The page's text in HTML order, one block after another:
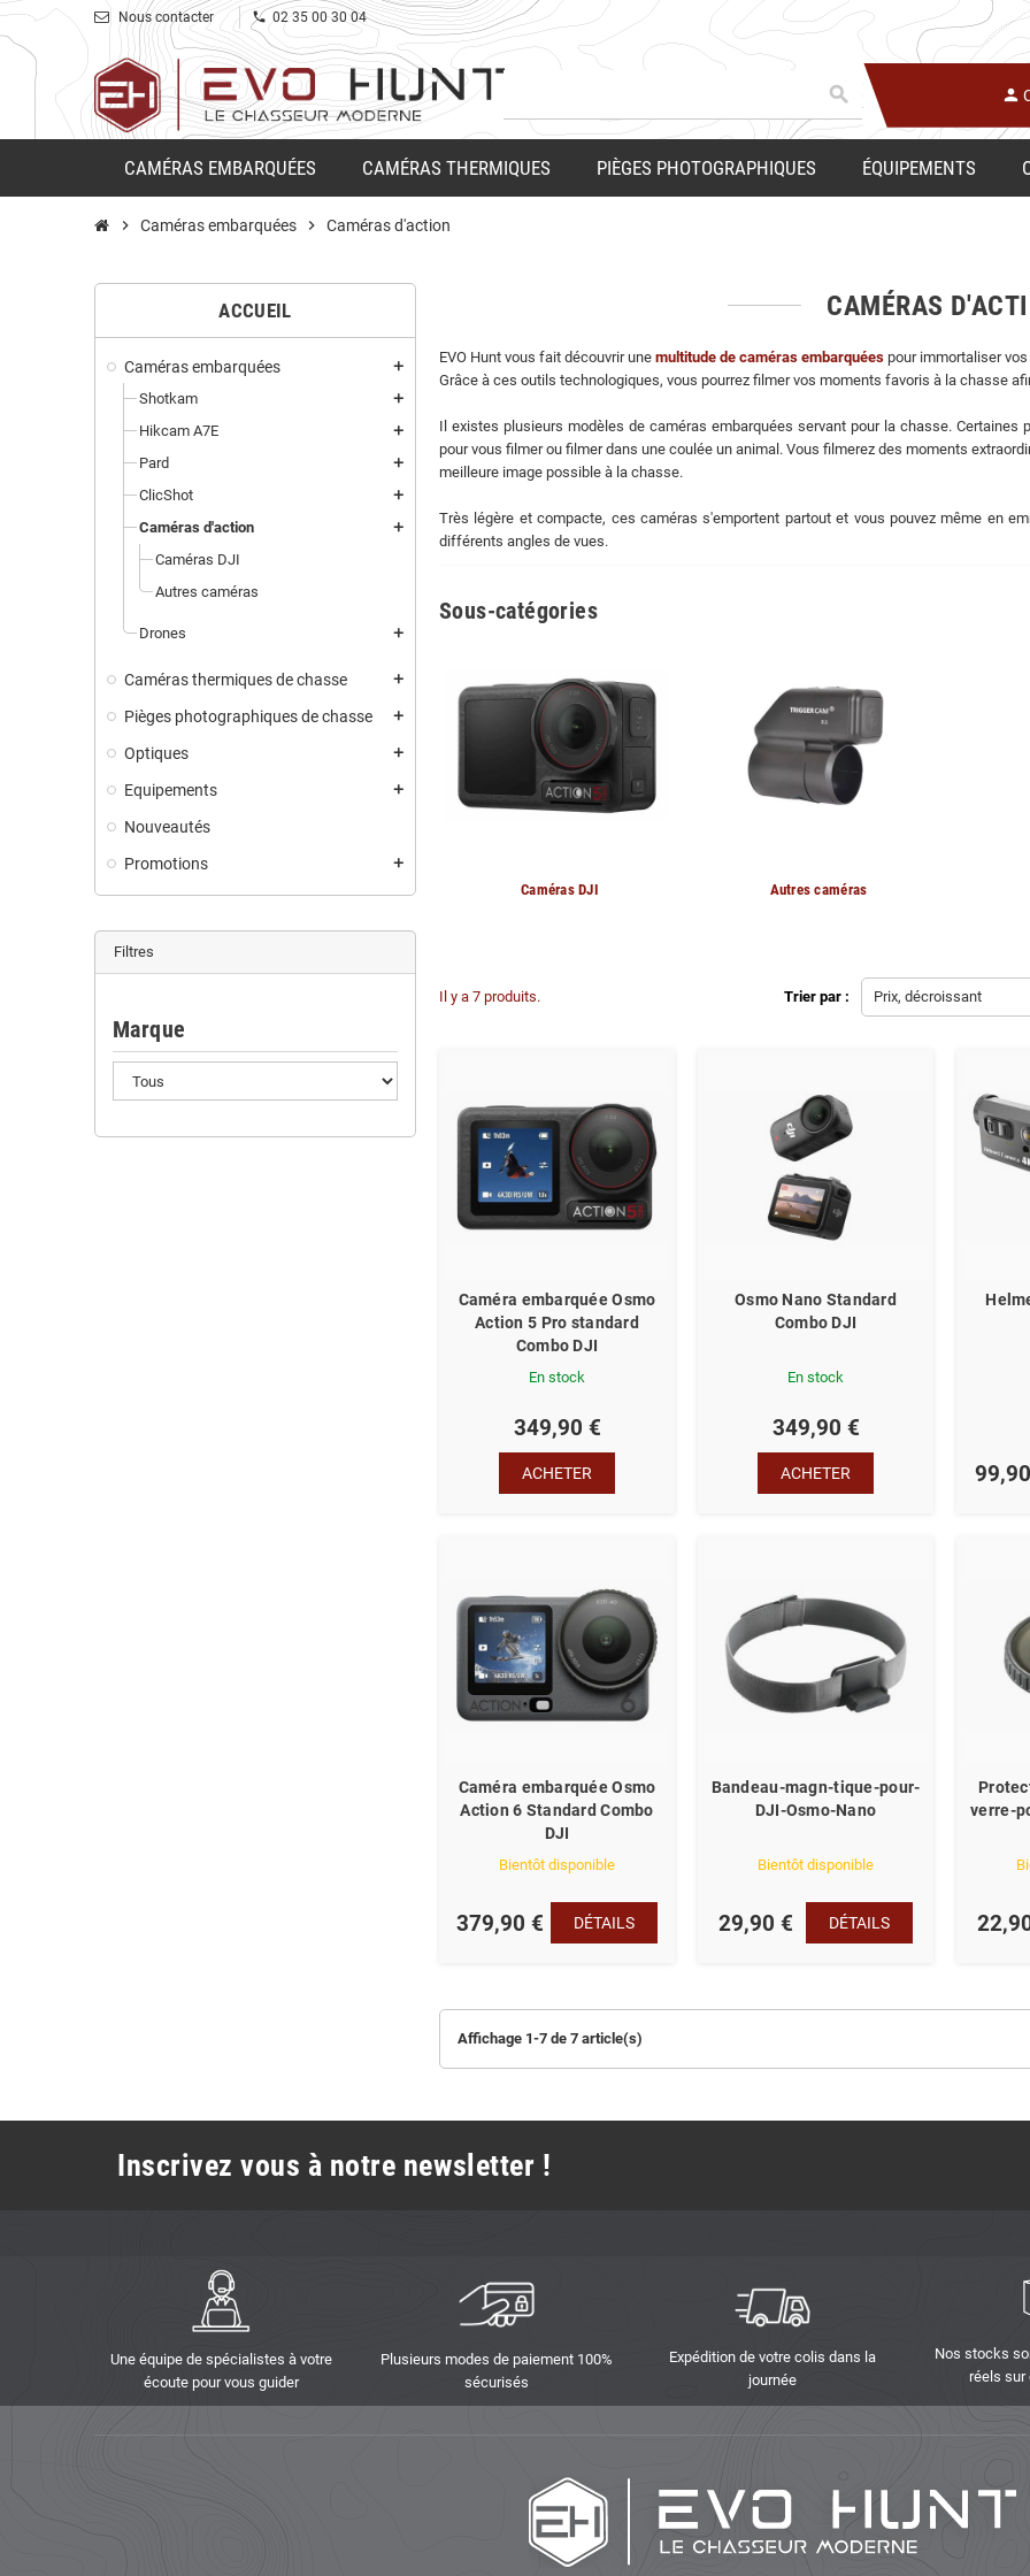
Nous contacter phone 02 35 00 30 04
search person
CAMÉRAS EMBARQUÉES CAMÉRAS THERMIQUES PIÈGES PHOTOGRAPHIQUES ÉQUIPEMENTS
chevron_right Caméras embarquées chevron_right Caméras d'action
ACCUEIL
Caméras embarquées add
Shotkam add
Hikcam A7E add
Pard add
ClicShot add
Caméras d'action add
Caméras DJI
Autres caméras
Drones add
Caméras thermiques de chasse add
Pièges photographiques de chasse add
Optiques add
Equipements add
Nouveautés
Promotions
add
Filtres
Marque
CAMÉRAS
EVO Hunt vous fait découvrir une multitude de caméras embarquées pour immortaliser
Grâce à ces outils technologiques, vous pourrez filmer vos moments favoris à la chasse
Il existes plusieurs modèles de caméras embarquées servant pour la chasse. Certaines
pour vous filmer ou filmer dans une coulée un animal. Vous filmerez des moments
meilleure image possible à la chasse.
Très légère et compacte, ces caméras s'emportent partout et vous pouvez même en
différents angles de vues.
Sous-catégories
Caméras DJI Autres caméras
Trier par : Prix, décroissant
Il y a 7 produits.
Caméra embarquée Osmo
Action 5 Pro standard
Combo DJI
En stock
349,90 €
ACHETER
Osmo Nano Standard
Combo DJI
En stock
349,90 €
ACHETER
Caméra embarquée Osmo
Action 6 Standard Combo
DJI
Bientôt disponible
379,90 € DÉTAILS
Bandeau-magn-tique-pour-
DJI-Osmo-Nano
Bientôt disponible
29,90 € DÉTAILS
verre-
Affichage 1-7 de 7 article(s)
Inscrivez vous à notre newsletter !
Une équipe de spécialistes à votre
écoute pour vous guider
Plusieurs modes de paiement 100%
sécurisés
Expédition de votre colis dans la
journée
Nos stocks
réels sur